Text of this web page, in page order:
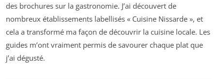
des brochures sur la gastronomie. J’ai découvert de
nombreux établissements labellisés « Cuisine Nissarde », et
cela a transformé ma façon de découvrir la cuisine locale. Les
guides m’ont vraiment permis de savourer chaque plat que
j’ai dégusté.